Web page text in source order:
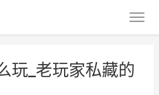
玩_老玩家私藏的